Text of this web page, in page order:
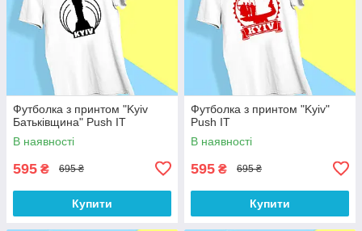
Футболка з принтом "Kyiv
Батьківщина" Push IT
В наявності
595 ₴ 695 ₴
Купити
Футболка з принтом "Kyiv"
Push IT
В наявності
595 ₴ 695 ₴
Купити